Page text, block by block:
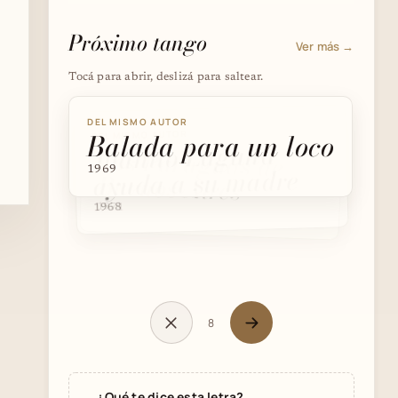
Próximo tango Ver más →
Tocá para abrir, deslizá para saltear.
DEL MISMO AUTOR
Balada para un loco
1969
DEL MISMO AUTOR
Juanito Laguna
ayuda a su madre
1968
DEL MISMO AUTOR
Los Paraguas de
Buenos Aires
1971
8